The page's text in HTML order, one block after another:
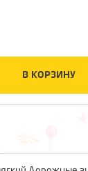
В КОРЗИНУ